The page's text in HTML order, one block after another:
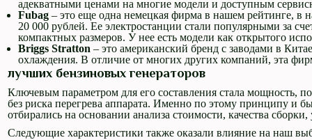
адекватными ценами на многие модели и доступным
Fubag – это еще одна немецкая фирма в нашем рейтинге, в
20 000 рублей. Ее электростанции стали популярными за
компактных размеров. У нее есть модели как открытого
Briggs Stratton – это американский бренд с заводами в
охлаждения. В отличие от многих других компаний, эта
лучших бензиновых генераторов
Ключевым параметром для его составления стала мощность,
без риска перегрева аппарата. Именно по этому принципу и
отбирались на основании анализа стоимости, качества
Следующие характеристики также оказали влияние на наш